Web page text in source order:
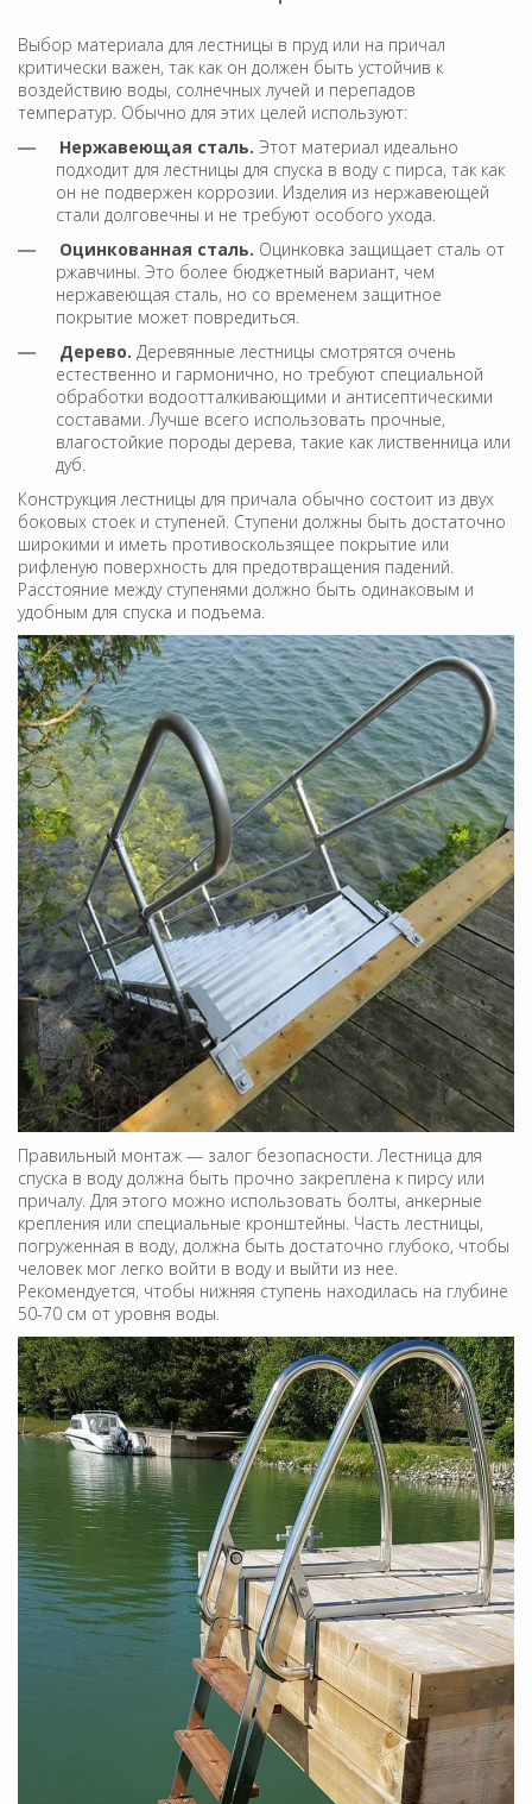
Выбор материала для лестницы в пруд или на причал
критически важен, так как он должен быть устойчив к
воздействию воды, солнечных лучей и перепадов
температур. Обычно для этих целей используют:
Нержавеющая сталь. Этот материал идеально
подходит для лестницы для спуска в воду с пирса, так как
он не подвержен коррозии. Изделия из нержавеющей
стали долговечны и не требуют особого ухода.
Оцинкованная сталь. Оцинковка защищает сталь от
ржавчины. Это более бюджетный вариант, чем
нержавеющая сталь, но со временем защитное
покрытие может повредиться.
Дерево. Деревянные лестницы смотрятся очень
естественно и гармонично, но требуют специальной
обработки водоотталкивающими и антисептическими
составами. Лучше всего использовать прочные,
влагостойкие породы дерева, такие как лиственница или
дуб.
Конструкция лестницы для причала обычно состоит из двух
боковых стоек и ступеней. Ступени должны быть достаточно
широкими и иметь противоскользящее покрытие или
рифленую поверхность для предотвращения падений.
Расстояние между ступенями должно быть одинаковым и
удобным для спуска и подъема.
Правильный монтаж — залог безопасности. Лестница для
спуска в воду должна быть прочно закреплена к пирсу или
причалу. Для этого можно использовать болты, анкерные
крепления или специальные кронштейны. Часть лестницы,
погруженная в воду, должна быть достаточно глубоко, чтобы
человек мог легко войти в воду и выйти из нее.
Рекомендуется, чтобы нижняя ступень находилась на глубине
50-70 см от уровня воды.